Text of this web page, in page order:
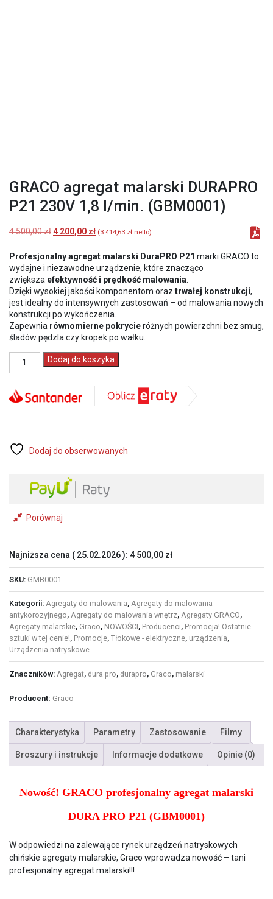
GRACO agregat malarski DURAPRO
P21 230V 1,8 l/min. (GBM0001)
4 500,00złPierwotna
wynosiła:
4
500,00 zł.
4 200,00 złAktualna
wynosi:
4
200,00 zł.
(3 414,63 zł netto)
Profesjonalnyagregat malarski DuraPRO P21 marki GRACO to
wydajne i niezawodne urządzenie, które znacząco
zwiększa efektywność i prędkość malowania
Dzięki wysokiej jakości komponentom oraz trwałej konstrukcji,
jest idealny do intensywnych zastosowań – od malowania nowych
konstrukcji po wykończenia.
Zapewnia równomierne pokrycieróżnych powierzchni bez smug,
śladów pędzla czy kropek po wałku.
ilość
GRACO
malarski
DURAPRO
l/min.
Dodaj do koszyka
Dodaj do obserwowanych
Porównaj
Najniższa cena ( 25.02.2026): 4 500,00 zł
SKU: GMB0001
Kategorii: Agregaty do malowania, Agregaty do malowania
antykorozyjnego, Agregaty do malowania wnętrz, Agregaty GRACO,
Agregaty malarskie, Graco, NOWOŚCI, Producenci, Promocja! Ostatnie
sztuki w tej cenie!, Promocje, Tłokowe - elektryczne, urządzenia,
Urządzenia natryskowe
Znaczników: Agregat, dura pro, durapro, Graco, malarski
Producent: Graco
Charakterystyka Parametry Zastosowanie Filmy
Broszury i instrukcje Informacje dodatkowe Opinie (0)
Nowość! GRACO profesjonalny agregat malarski
DURA PRO P21 (GBM0001)
W odpowiedzi na zalewające rynek urządzeń natryskowych
chińskie agregaty malarskie, Graco wprowadza nowość – tani
profesjonalny agregat malarski!!!